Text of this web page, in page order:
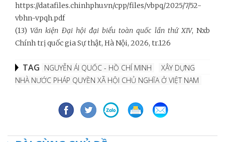
https://datafiles.chinhphu.vn/cpp/files/vbpq/2025/7/52-
vbhn-vpqh.pdf
(13)Văn kiện Đại hội đại biểu toàn quốc lần thứ XIV, Nxb
Chính trị quốc gia Sự thật, Hà Nội, 2026, tr.126
TAG NGUYỄN ÁI QUỐC - HỒ CHÍ MINH
XÂY DỰNG
NHÀ NƯỚC PHÁP QUYỀN XÃ HỘI CHỦ NGHĨA Ở VIỆT NAM